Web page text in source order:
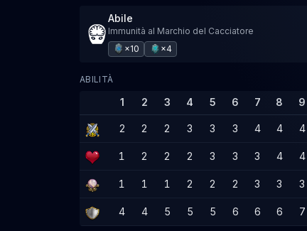
Abile
Immunità al Marchio del Cacciatore
×10
×4
ABILITÀ
1 2 3 4 5 6 7 8 9
2 2 2 3 3 3 4 4 4
1 2 2 2 3 3 3 4 4
1 1 1 2 2 2 3 3 3
4 4 5 5 5 6 6 6 7